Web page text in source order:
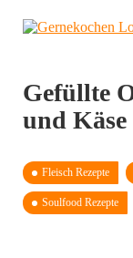
Gefüllte
und Käse
Fleisch Rezepte
Soulfood Rezepte